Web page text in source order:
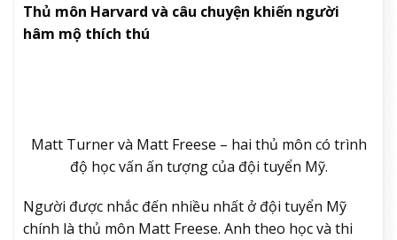
Thủ môn Harvard và câu chuyện khiến người
hâm mộ thích thú
Matt Turner và Matt Freese – hai thủ môn có trình
độ học vấn ấn tượng của đội tuyển Mỹ.
Người được nhắc đến nhiều nhất ở đội tuyển Mỹ
chính là thủ môn Matt Freese. Anh theo học và thi